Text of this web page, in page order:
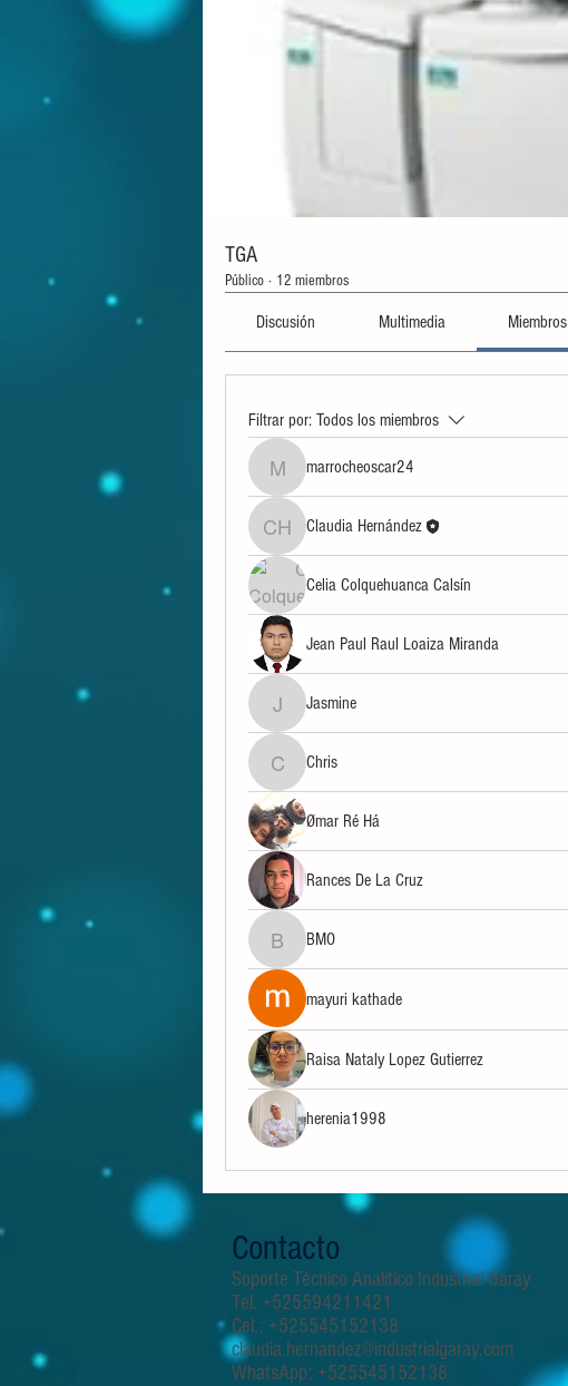
TGA
Público · 12 miembros
Discusión Multimedia Miembros
Filtrar por: Todos los miembros
marrocheoscar24
marrocheoscar24
Claudia Hernández
Claudia Hernández
Celia Colquehuanca Calsín
Jean Paul Raul Loaiza Miranda
JasmineJasmine
ChrisChris
Ømar Ré Há
Rances De La Cruz
BMOBMO
mayuri kathade
Raisa Nataly Lopez Gutierrez
herenia1998
Contacto
Soporte Técnico Analítico Industrial Garay
Tel. +525594211421
Cel.: +525545152138
claudia.hernandez@industrialgaray.com
WhatsApp: +525545152138